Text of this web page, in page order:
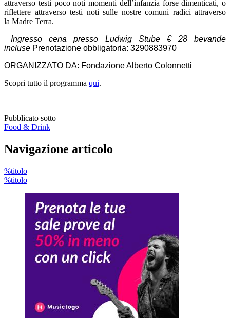
attraverso testi poco noti momenti dell’infanzia forse dimenticati, o
riflettere attraverso testi noti sulle nostre comuni radici attraverso
la Madre Terra.
Ingresso cena presso Ludwig Stube € 28 bevande
incluse Prenotazione obbligatoria: 3290883970
ORGANIZZATO DA: Fondazione Alberto Colonnetti
Scopri tutto il programma qui.
Pubblicato sotto
Food & Drink
Navigazione articolo
%titolo
%titolo